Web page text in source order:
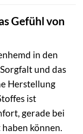
Gefühl von
in den
und das
Herstellung
ist
gerade bei
können.